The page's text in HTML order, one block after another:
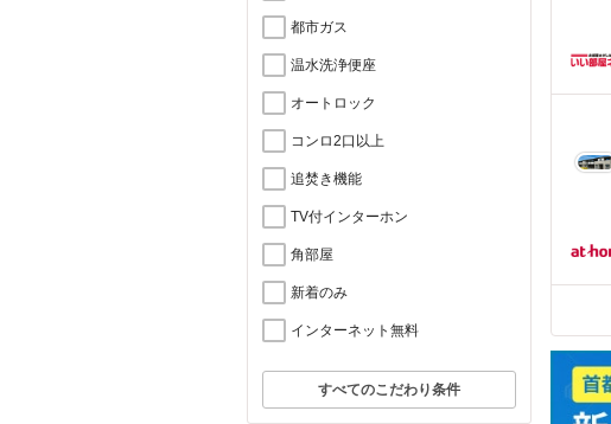
都市ガス
温水洗浄便座
オートロック
コンロ2口以上
追焚き機能
TV付インターホン
角部屋
新着のみ
インターネット無料
すべてのこだわり条件